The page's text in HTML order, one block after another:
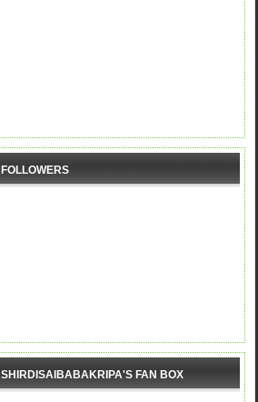
FOLLOWERS
SHIRDISAIBABAKRIPA'S FAN BOX